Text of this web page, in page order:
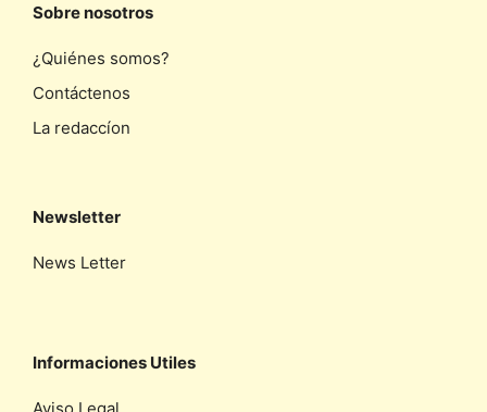
Sobre nosotros
¿Quiénes somos?
Contáctenos
La redaccíon
Newsletter
News Letter
Informaciones Utiles